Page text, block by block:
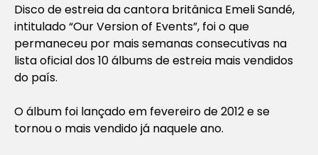
Disco de estreia da cantora britânica Emeli Sandé,
intitulado “Our Version of Events”, foi o que
permaneceu por mais semanas consecutivas na
lista oficial dos 10 álbums de estreia mais vendidos
do país.
O álbum foi lançado em fevereiro de 2012 e se
tornou o mais vendido já naquele ano.